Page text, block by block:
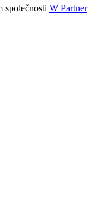
společnosti W Partner